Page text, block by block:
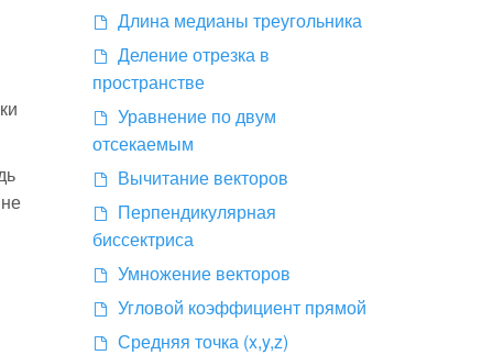
Длина медианы треугольника
Деление отрезка в
пространстве
Уравнение по двум
отсекаемым
Вычитание векторов
Перпендикулярная
биссектриса
Умножение векторов
Угловой коэффициент прямой
Средняя точка (x,y,z)